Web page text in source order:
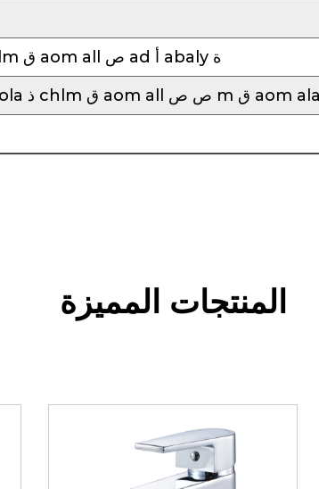
أ naibieb al ف ola ذ chlm ق aom all ص ad أ abaly ة
المنتجات المميزة